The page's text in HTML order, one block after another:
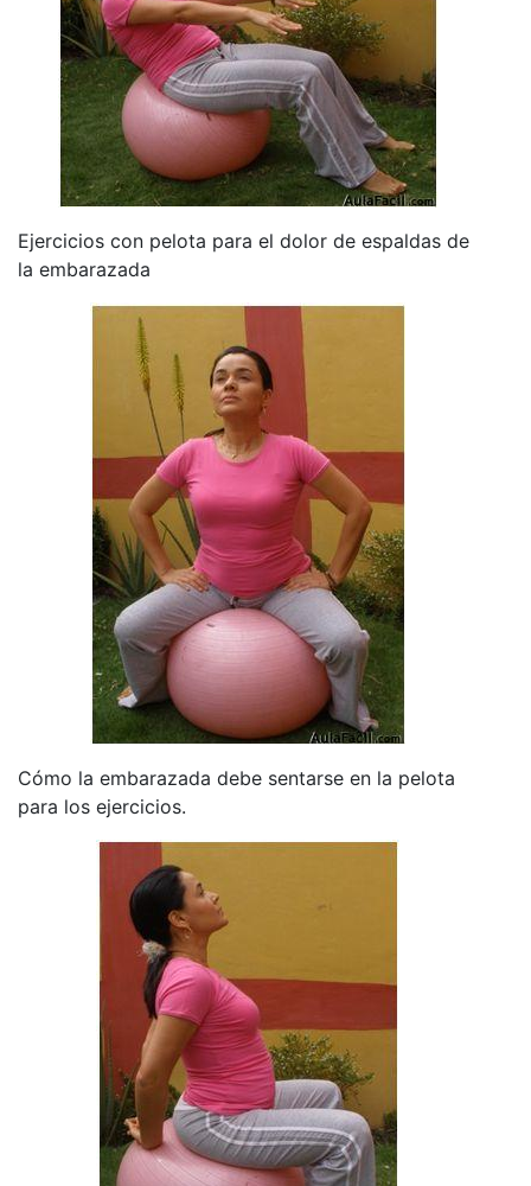
Ejercicios con pelota para el dolor de espaldas de
la embarazada
Cómo la embarazada debe sentarse en la pelota
para los ejercicios.